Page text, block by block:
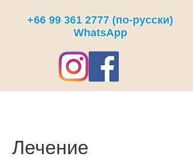
+66 99 361 2777 (по-русски)
WhatsApp
Лечение